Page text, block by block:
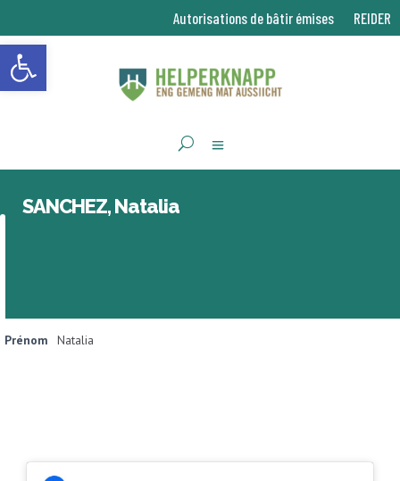
Ouvrir la barre d’outils
Autorisations de bâtir émises REIDER
SANCHEZ, Natalia
Prénom Natalia